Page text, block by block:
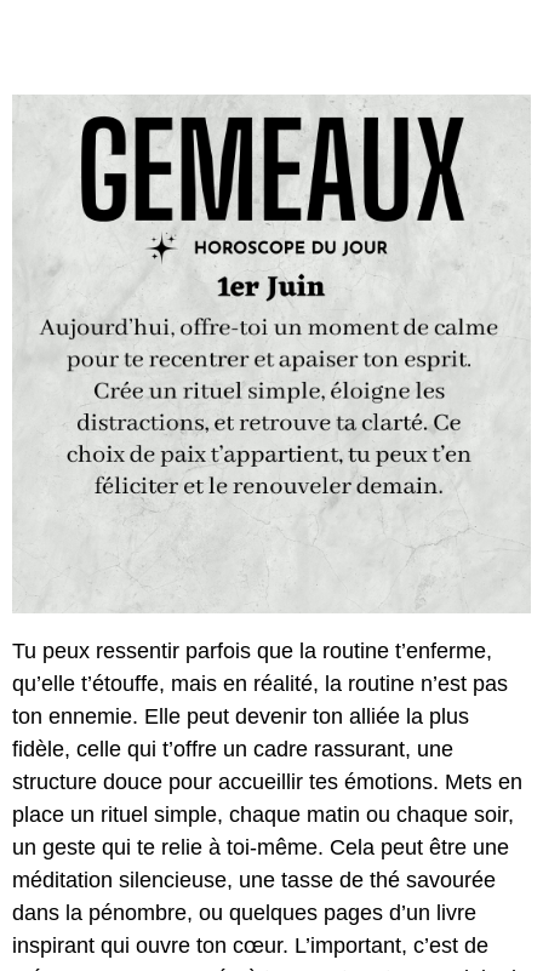
Tu peux ressentir parfois que la routine t’enferme,
qu’elle t’étouffe, mais en réalité, la routine n’est pas
ton ennemie. Elle peut devenir ton alliée la plus
fidèle, celle qui t’offre un cadre rassurant, une
structure douce pour accueillir tes émotions. Mets en
place un rituel simple, chaque matin ou chaque soir,
un geste qui te relie à toi-même. Cela peut être une
méditation silencieuse, une tasse de thé savourée
dans la pénombre, ou quelques pages d’un livre
inspirant qui ouvre ton cœur. L’important, c’est de